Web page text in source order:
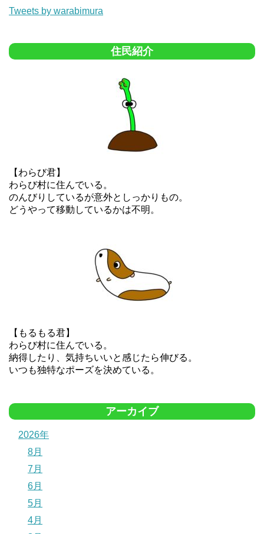
Tweets by warabimura
住民紹介
【わらび君】
わらび村に住んでいる。
のんびりしているが意外としっかりもの。
どうやって移動しているかは不明。
【もるもる君】
わらび村に住んでいる。
納得したり、気持ちいいと感じたら伸びる。
いつも独特なポーズを決めている。
アーカイブ
2026年
8月
7月
6月
5月
4月